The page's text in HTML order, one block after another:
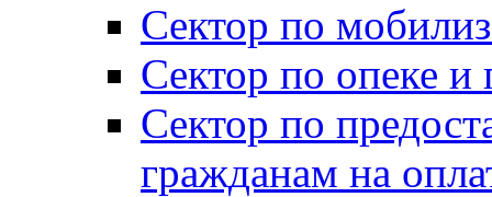
Сектор по
Сектор по опеке и
Сектор по
гражданам на